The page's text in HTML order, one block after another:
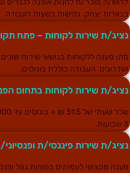
יצחק. גמישות בשעות העבודה.
ת שירות לקוחות – פתח
מענה ללקוחות בנושאי שירות שונים,
העבודה כוללת בונוסים.
ת שירות לקוחות בתחום
ת שירות פיננסי/ת
מקצועי לעמיתים בקופות גמל